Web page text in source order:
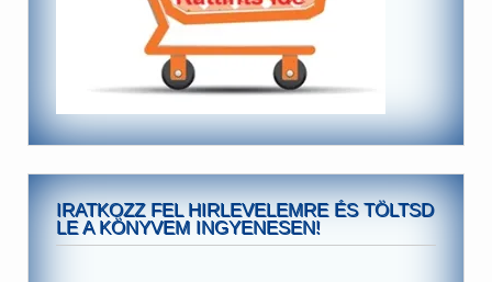
IRATKOZZ FEL HIRLEVELEMRE ÉS TÖLTSD
LE A KÖNYVEM INGYENESEN!